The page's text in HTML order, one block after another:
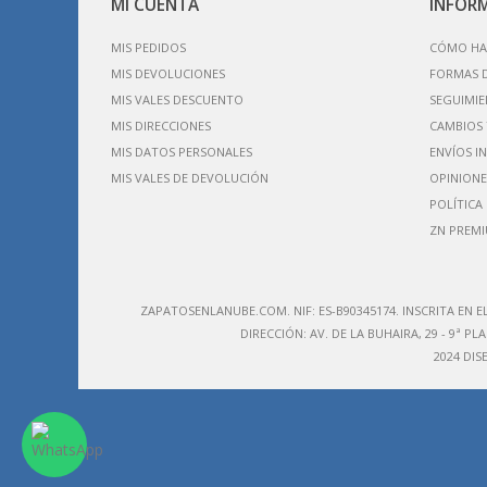
MIS PEDIDOS
MIS DEVOLUCIONES
MIS VALES DESCUENTO
MIS DIRECCIONES
MIS DATOS PERSONALES
MIS VALES DE DEVOLUCIÓN
CÓMO
FORMAS
CAMBIOS
ENVÍOS
POLÍTICA
ZN
ZAPATOSENLANUBE.COM. NIF: ES-B90345174. INSCRITA EN
DIRECCIÓN:AV. DE LA BUHAIRA, 29 - 9ª
2024